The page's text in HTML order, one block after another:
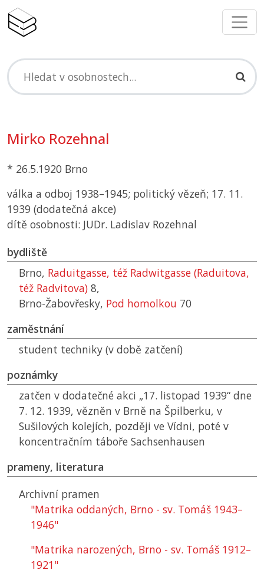
Mirko Rozehnal
* 26.5.1920 Brno
válka a odboj 1938–1945; politický vězeň; 17. 11.
1939 (dodatečná akce)
dítě osobnosti: JUDr. Ladislav Rozehnal
bydliště
Brno, Raduitgasse, též Radwitgasse (Raduitova,
též Radvitova) 8,
Brno-Žabovřesky, Pod homolkou 70
zaměstnání
student techniky (v době zatčení)
poznámky
zatčen v dodatečné akci „17. listopad 1939“ dne
7. 12. 1939, vězněn v Brně na Špilberku, v
Sušilových kolejích, později ve Vídni, poté v
koncentračním táboře Sachsenhausen
prameny, literatura
Archivní pramen
"Matrika oddaných, Brno - sv. Tomáš 1943–
1946"
"Matrika narozených, Brno - sv. Tomáš 1912–
1921"